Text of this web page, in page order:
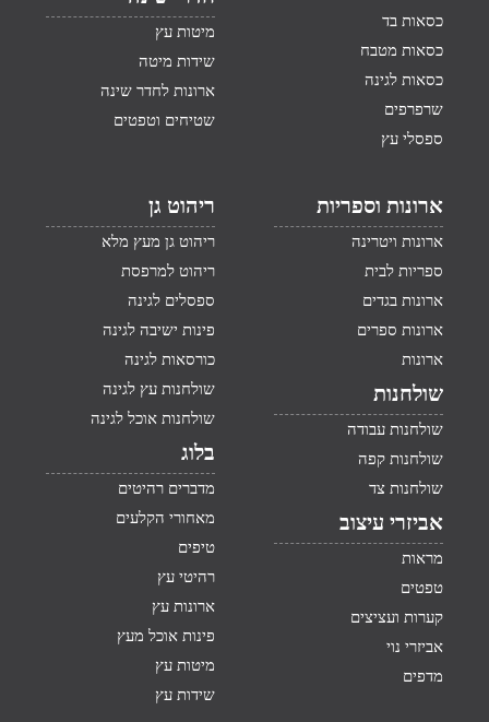
כסאות בד
כסאות מטבח
כסאות לגינה
שרפרפים
ספסלי עץ
מיטות עץ
שידות מיטה
ארונות לחדר שינה
שטיחים וטפטים
ארונות וספריות
ארונות ויטרינה
ספריות לבית
ארונות בגדים
ארונות ספרים
ארונות
שולחנות
שולחנות עבודה
שולחנות קפה
שולחנות צד
אביזרי עיצוב
מראות
טפטים
קערות ועציצים
אביזרי נוי
מדפים
ריהוט גן
ריהוט גן מעץ מלא
ריהוט למרפסת
ספסלים לגינה
פינות ישיבה לגינה
כורסאות לגינה
שולחנות עץ לגינה
שולחנות אוכל לגינה
בלוג
מדברים רהיטים
מאחורי הקלעים
טיפים
רהיטי עץ
ארונות עץ
פינות אוכל מעץ
מיטות עץ
שידות עץ